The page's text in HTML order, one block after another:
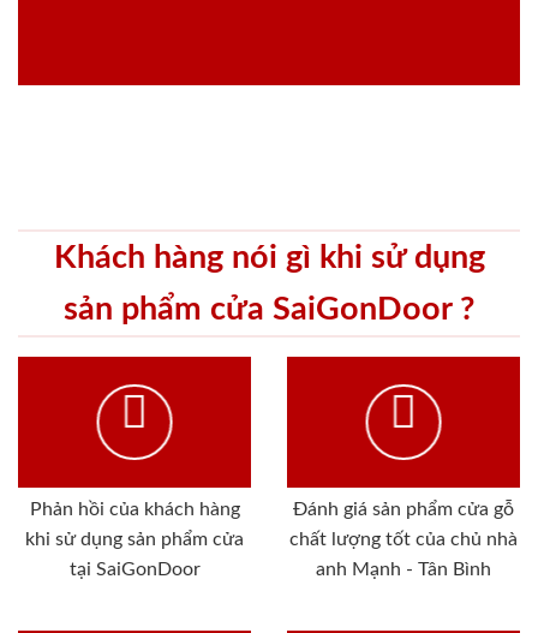
Khách hàng nói gì khi sử dụng
sản phẩm cửa SaiGonDoor ?
Phản hồi của khách hàng
khi sử dụng sản phẩm cửa
tại SaiGonDoor
Đánh giá sản phẩm cửa gỗ
chất lượng tốt của chủ nhà
anh Mạnh - Tân Bình